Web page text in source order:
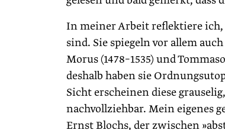
In meiner Arbeit reflektiere
sind. Sie spiegeln vor allem
Morus (1478–1535) und
deshalb haben sie
Sicht erscheinen diese
nachvollziehbar. Mein eigenes
Ernst Blochs, der zwischen